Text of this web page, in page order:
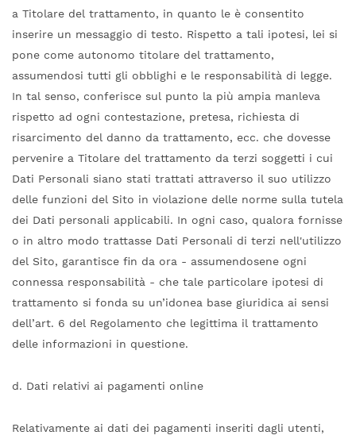
a Titolare del trattamento, in quanto le è consentito
inserire un messaggio di testo. Rispetto a tali ipotesi, lei si
pone come autonomo titolare del trattamento,
assumendosi tutti gli obblighi e le responsabilità di legge.
In tal senso, conferisce sul punto la più ampia manleva
rispetto ad ogni contestazione, pretesa, richiesta di
risarcimento del danno da trattamento, ecc. che dovesse
pervenire a Titolare del trattamento da terzi soggetti i cui
Dati Personali siano stati trattati attraverso il suo utilizzo
delle funzioni del Sito in violazione delle norme sulla tutela
dei Dati personali applicabili. In ogni caso, qualora fornisse
o in altro modo trattasse Dati Personali di terzi nell'utilizzo
del Sito, garantisce fin da ora - assumendosene ogni
connessa responsabilità - che tale particolare ipotesi di
trattamento si fonda su un’idonea base giuridica ai sensi
dell’art. 6 del Regolamento che legittima il trattamento
delle informazioni in questione.
d. Dati relativi ai pagamenti online
Relativamente ai dati dei pagamenti inseriti dagli utenti,